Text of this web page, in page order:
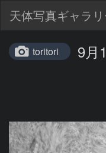
天体写真ギャラ
toritori 9月